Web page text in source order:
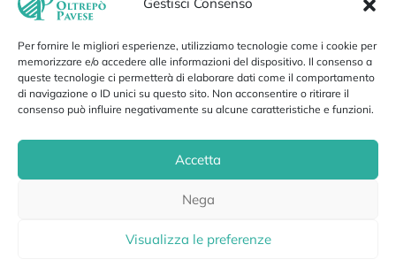
Gestisci Consenso
Per fornire le migliori esperienze, utilizziamo tecnologie come i cookie per
memorizzare e/o accedere alle informazioni del dispositivo. Il consenso a
queste tecnologie ci permetterà di elaborare dati come il comportamento
di navigazione o ID unici su questo sito. Non acconsentire o ritirare il
consenso può influire negativamente su alcune caratteristiche e funzioni.
Accetta
Nega
Visualizza le preferenze
Iscrivendoti accetti la nostra Informativa sulla privacy
e fornisci il
consenso a ricevere aggiornamenti dalla nostra azienda.
© 2026 Portale Oltrepò Pavese
Privacy Policy